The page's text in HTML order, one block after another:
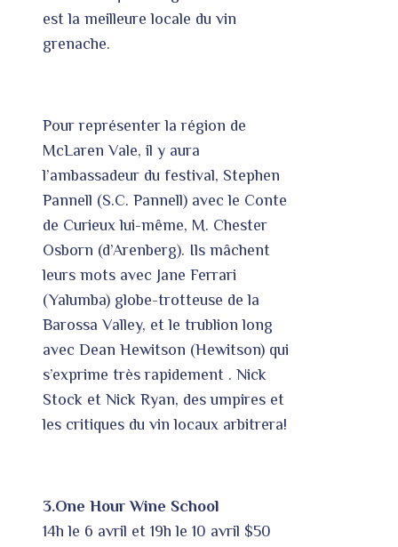
est la meilleure locale du vin
grenache.
Pour représenter la région de
McLaren Vale, il y aura
l’ambassadeur du festival, Stephen
Pannell (S.C. Pannell) avec le Conte
de Curieux lui-même, M. Chester
Osborn (d’Arenberg). Ils mâchent
leurs mots avec Jane Ferrari
(Yalumba) globe-trotteuse de la
Barossa Valley, et le trublion long
avec Dean Hewitson (Hewitson) qui
s’exprime très rapidement . Nick
Stock et Nick Ryan, des umpires et
les critiques du vin locaux arbitrera!
3.One Hour Wine School
14h le 6 avril et 19h le 10 avril $50